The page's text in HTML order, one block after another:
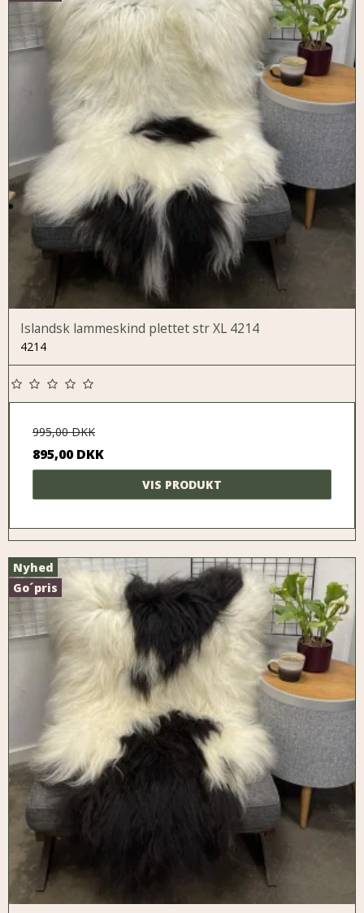
Islandsk lammeskind plettet str XL 4214
4214
995,00 DKK
895,00 DKK
VIS PRODUKT
Nyhed
Go´pris